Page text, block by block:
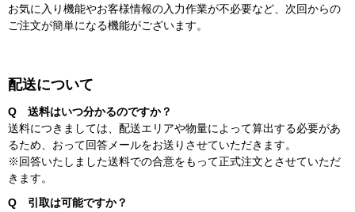
お気に入り機能やお客様情報の入力作業が不必要など、次回からの
ご注文が簡単になる機能がございます。
配送について
Q 送料はいつ分かるのですか？
送料につきましては、配送エリアや物量によって算出する必要があ
るため、おって回答メールをお送りさせていただきます。
※回答いたしました送料での合意をもって正式注文とさせていただ
きます。
Q 引取は可能ですか？